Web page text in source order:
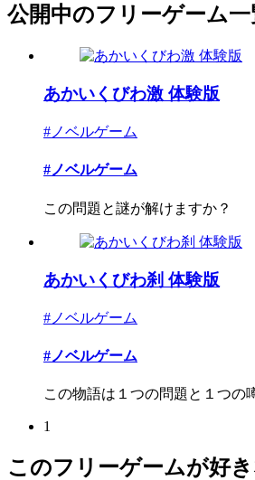
公開中のフリーゲーム一
あかいくびわ激 体験版
#ノベルゲーム
#ノベルゲーム
この問題と謎が解けますか？
あかいくびわ刹 体験版
#ノベルゲーム
#ノベルゲーム
この物語は１つの問題と１つの
1
このフリーゲームが好